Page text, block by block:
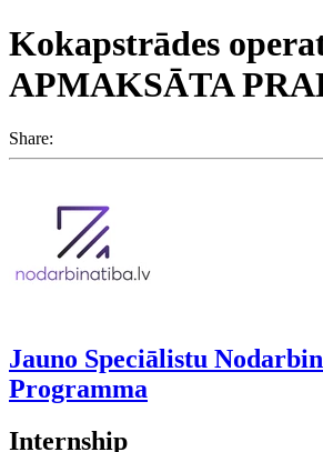
Kokapstrādes
APMAKSĀTA
Share:
Jauno Speciālistu
Programma
Internship